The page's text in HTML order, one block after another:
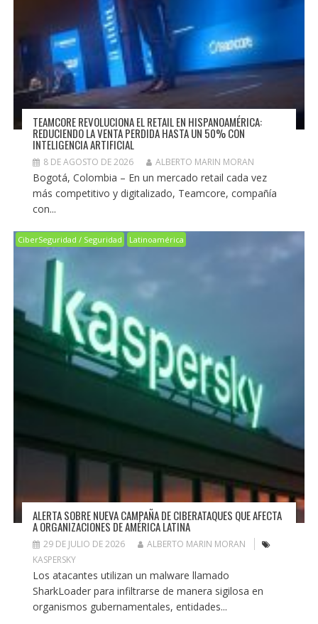
TEAMCORE REVOLUCIONA EL RETAIL EN HISPANOAMÉRICA:
REDUCIENDO LA VENTA PERDIDA HASTA UN 50% CON
INTELIGENCIA ARTIFICIAL
8 DE AGOSTO DE 2026 ALBERTO MARIN MORAN
Bogotá, Colombia – En un mercado retail cada vez
más competitivo y digitalizado, Teamcore, compañía
con...
CiberSeguridad / Seguridad Latinoamérica
ALERTA SOBRE NUEVA CAMPAÑA DE CIBERATAQUES QUE AFECTA
A ORGANIZACIONES DE AMÉRICA LATINA
29 DE JULIO DE 2026
ALBERTO MARIN MORAN
KASPERSKY
Los atacantes utilizan un malware llamado
SharkLoader para infiltrarse de manera sigilosa en
organismos gubernamentales, entidades...